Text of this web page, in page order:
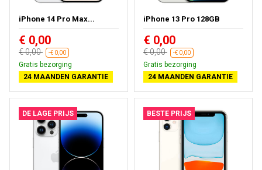
iPhone 14 Pro Max...
€ 0,00
€ 0,00 -€ 0,00
Gratis bezorging
24 MAANDEN GARANTIE
iPhone 13 Pro 128GB
€ 0,00
€ 0,00 -€ 0,00
Gratis bezorging
24 MAANDEN GARANTIE
DE LAGE PRIJS BESTE PRIJS